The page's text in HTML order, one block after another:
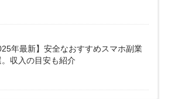
年最新】安全なおすすめスマホ副業
。収入の目安も紹介